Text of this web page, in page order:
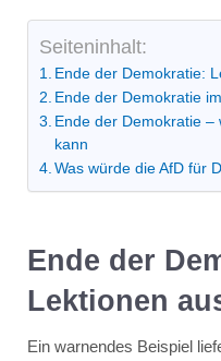
Seiteninhalt:
Ende der Demokratie:
Ende der Demokratie
Ende der Demokratie –
kann
Was würde die AfD für
Ende der
Lektionen
Ein warnendes Beispiel